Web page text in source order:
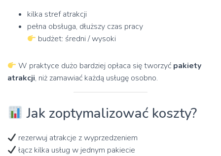
kilka stref atrakcji
pełna obsługa, dłuższy czas pracy
budżet: średni / wysoki
W praktyce dużo bardziej opłaca się tworzyć pakiety
atrakcji, niż zamawiać każdą usługę osobno.
Jak zoptymalizować koszty?
rezerwuj atrakcje z wyprzedzeniem
łącz kilka usług w jednym pakiecie